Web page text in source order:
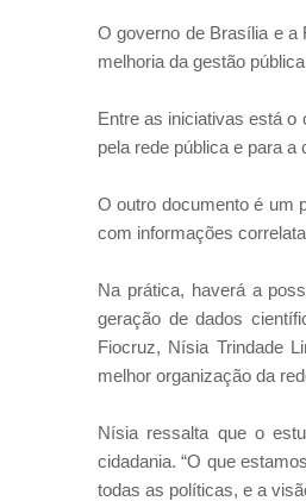
O governo de Brasília e a
melhoria da gestão
Entre as iniciativas está o
pela rede pública e para
O outro documento é um
com informações
Na prática, haverá a
geração de dados
Fiocruz, Nísia Trindade
melhor organização da
Nísia ressalta que o
cidadania. “O que
todas as políticas, e a